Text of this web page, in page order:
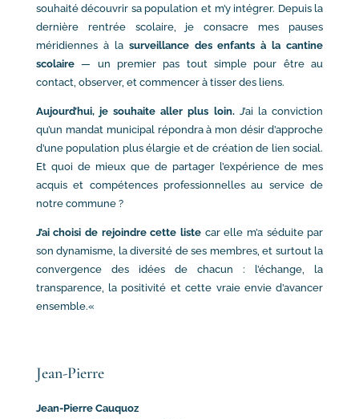
souhaité découvrir sa population et m’y intégrer. Depuis la
dernière rentrée scolaire, je consacre mes pauses
méridiennes à la surveillance des enfants à la cantine
scolaire— un premier pas tout simple pour être au
contact, observer, et commencer à tisser des liens.
Aujourd’hui, je souhaite aller plus loin.J’ai la conviction
qu’un mandat municipal répondra à mon désir d’approche
d’une population plus élargie et de création de lien social.
Et quoi de mieux que de partager l’expérience de mes
acquis et compétences professionnelles au service de
notre commune ?
J’ai choisi de rejoindre cette liste car elle m’a séduite par
son dynamisme, la diversité de ses membres, et surtout la
convergence des idées de chacun : l’échange, la
transparence, la positivité et cette vraie envie d’avancer
ensemble.«
Jean-Pierre
Jean-Pierre Cauquoz